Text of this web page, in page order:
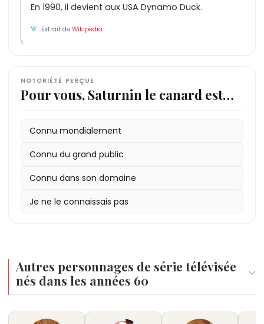
En 1990, il devient aux USA Dynamo Duck.
Extrait deWikipédia
NOTORIÉTÉ PERÇUE
Pour vous, Saturnin le canard est…
Connu mondialement
Connu du grand public
Connu dans son domaine
Je ne le connaissais pas
Autres personnages de série télévisée
nés dans les années 60